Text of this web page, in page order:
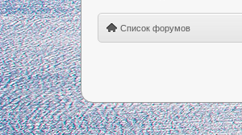
Список форумов